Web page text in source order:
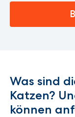
Was sind
Katzen?
können